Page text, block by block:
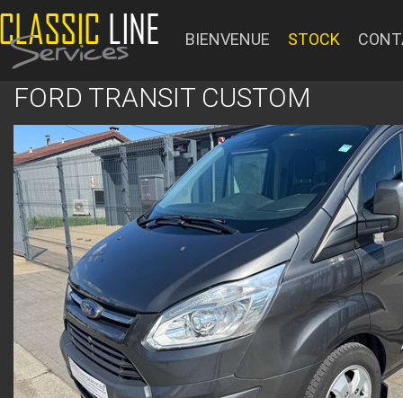
BIENVENUE STOCK
FORD TRANSIT CUSTOM